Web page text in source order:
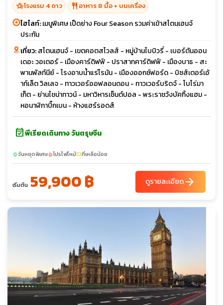
hotel_classโรงแรม 4 ดาว restaurant อาหาร 8 มื้อ + บนเครื่อง
ไฮไลท์:เมนูพิเศษ เป็ดย่าง Four Season รวมค่าเข้าสโตนเฮนจ์
ประกัน
เที่ยว:สโตนเฮนจ์ - เขตคอตสโวลส์ - หมู่บ้านไบบิวรี่ - เบอร์ตันออน
เดอะ วอเตอร์ - เมืองคาร์ดิฟฟ์ - ปราสาทคาร์ดิฟฟ์ - เมืองบาธ - สะ
พานพัลท์นีย์ - โรงอาบน้ำแร่โรมัน - เมืองออกซ์ฟอร์ด - บิซส์เตอร์เอ้
าท์เล็ต วิลเลจ - ทาวเวอร์ออฟลอนดอน - ทาวเวอร์บริดจ์ - โบโร่มา
เก็ต - ย่านไชน่าทาวน์ - มหาวิหารเซ็นต์ปอล - พระราชวังบัคกิ้งแฮม -
หอนาฬิกาบิ๊กเบน - ห้างแฮร์รอดส์
event_availableพีเรียดเดินทาง วันตรุษจีน
sunnyวันหยุดพิเศษlocal_fire_departmentโปรไฟไหม้confirmation_numberที่เหลือน้อย
เริ่มต้น 59,900 ฿ ดูรายละเอียดarrow_forward